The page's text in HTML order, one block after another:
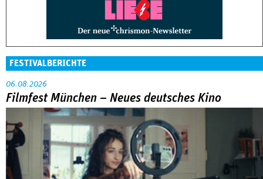
FESTIVALBERICHTE
06.08.2026
Filmfest München – Neues deutsches Kino